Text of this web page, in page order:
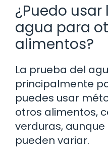
¿Puedo
agua para
alimentos?
La prueba del
principalmente
puedes usar
otros alimentos,
verduras,
pueden variar.